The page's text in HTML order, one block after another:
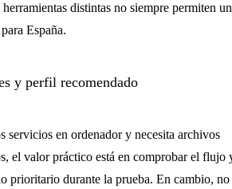
distintas no siempre permiten
España.
y perfil recomendado
servicios en ordenador y necesita archivos
el valor práctico está en comprobar el flujo
prioritario durante la prueba. En cambio, no